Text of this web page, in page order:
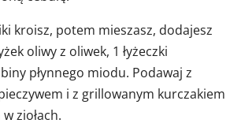
kroisz, potem mieszasz, dodajesz
oliwy z oliwek, 1 łyżeczki
płynnego miodu. Podawaj z
i z grillowanym kurczakiem
ziołach.